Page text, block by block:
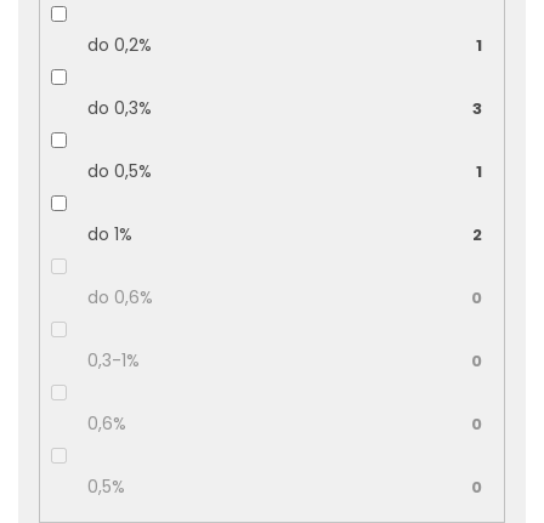
do 0,2% 1
do 0,3% 3
do 0,5% 1
do 1% 2
do 0,6% 0
0,3-1% 0
0,6% 0
0,5% 0